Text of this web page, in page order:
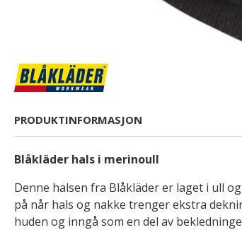
PRODUKTINFORMASJON
Blåkläder hals i merinoull
Denne halsen fra Blåkläder er laget i ull
på når hals og nakke trenger ekstra
huden og inngå som en del av